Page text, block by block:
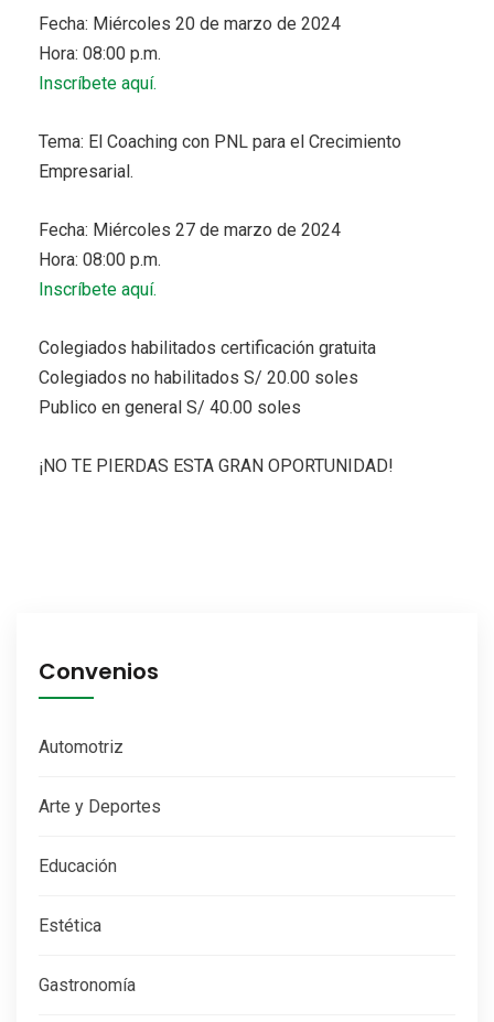
Fecha: Miércoles 20 de marzo de 2024
Hora: 08:00 p.m.
Inscríbete aquí.
Tema: El Coaching con PNL para el Crecimiento
Empresarial.
Fecha: Miércoles 27 de marzo de 2024
Hora: 08:00 p.m.
Inscríbete aquí.
Colegiados habilitados certificación gratuita
Colegiados no habilitados S/ 20.00 soles
Publico en general S/ 40.00 soles
¡NO TE PIERDAS ESTA GRAN OPORTUNIDAD!
Convenios
Automotriz
Arte y Deportes
Educación
Estética
Gastronomía